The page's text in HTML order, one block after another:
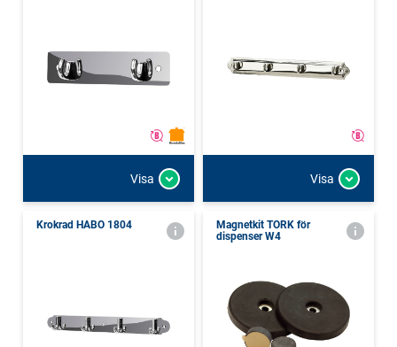
Visa Visa
Krokrad HABO 1804
Magnetkit TORK för
dispenser W4